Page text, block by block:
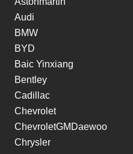
Audi
BMW
BYD
Baic Yinxiang
Bentley
Cadillac
Chevrolet
ChevroletGMDaewoo
Chrysler